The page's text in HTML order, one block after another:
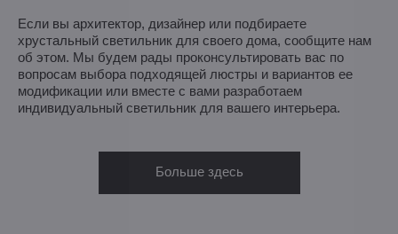
Если вы архитектор, дизайнер или подбираете
хрустальный светильник для своего дома, сообщите нам
об этом. Мы будем рады проконсультировать вас по
вопросам выбора подходящей люстры и вариантов ее
модификации или вместе с вами разработаем
индивидуальный светильник для вашего интерьера.
Больше здесь